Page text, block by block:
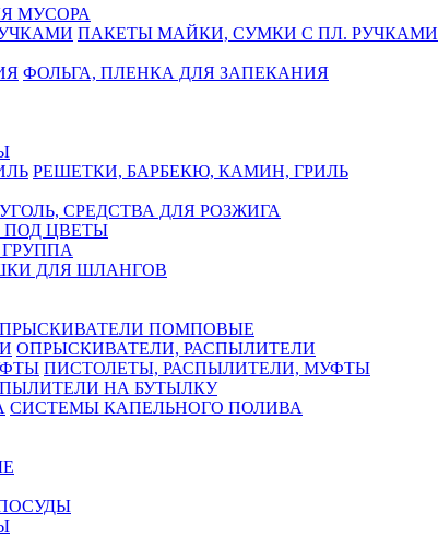
МУСОРА
ПАКЕТЫ МАЙКИ, СУМКИ С ПЛ. РУЧКАМИ
ФОЛЬГА, ПЛЕНКА ДЛЯ ЗАПЕКАНИЯ
РЕШЕТКИ, БАРБЕКЮ, КАМИН, ГРИЛЬ
УГОЛЬ, СРЕДСТВА ДЛЯ РОЗЖИГА
ПОД ЦВЕТЫ
ДЛЯ ШЛАНГОВ
ПОМПОВЫЕ
ОПРЫСКИВАТЕЛИ, РАСПЫЛИТЕЛИ
ПИСТОЛЕТЫ, РАСПЫЛИТЕЛИ, МУФТЫ
НА БУТЫЛКУ
СИСТЕМЫ КАПЕЛЬНОГО ПОЛИВА